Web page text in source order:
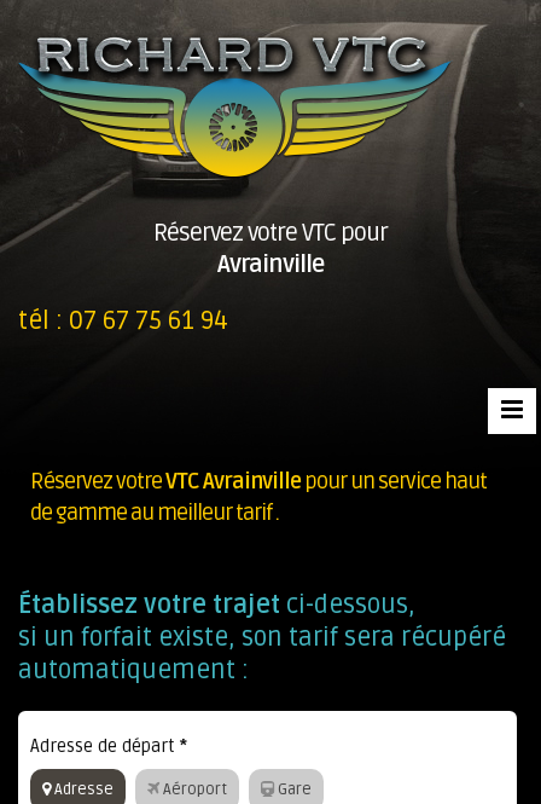
Réservez votre VTC pour
Avrainville
tél : 07 67 75 61 94
Réservez votreVTC Avrainvillepour un service haut
de gamme au meilleur tarif .
Établissez votre trajet ci-dessous,
si un forfait existe, son tarif sera récupéré
automatiquement :
Adresse de départ *
Adresse Aéroport Gare